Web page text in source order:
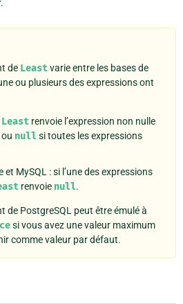
de Leastvarie entre les bases de
ou plusieurs des expressions ont
Least renvoie l’expression non nulle
nullsi toutes les expressions
et MySQL : si l’une des expressions
renvoie null.
de PostgreSQL peut être émulé à
si vous avez une valeur maximum
comme valeur par défaut.